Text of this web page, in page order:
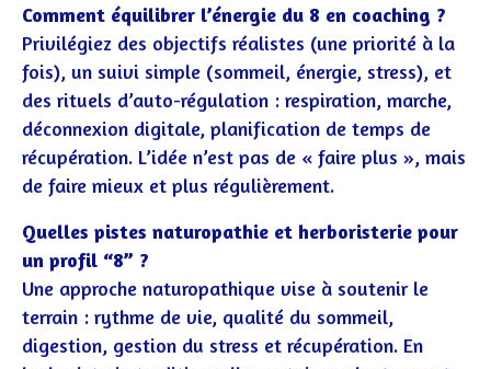
Comment équilibrer l’énergie du 8 en coaching ?
Privilégiez des objectifs réalistes (une priorité à la
fois), un suivi simple (sommeil, énergie, stress), et
des rituels d’auto-régulation : respiration, marche,
déconnexion digitale, planification de temps de
récupération. L’idée n’est pas de « faire plus », mais
de faire mieux et plus régulièrement.
Quelles pistes naturopathie et herboristerie pour
un profil “8” ?
Une approche naturopathique vise à soutenir le
terrain : rythme de vie, qualité du sommeil,
digestion, gestion du stress et récupération. En